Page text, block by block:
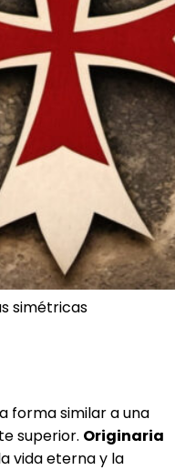
simétricas
forma similar a una
superior. Originaria
vida eterna y la